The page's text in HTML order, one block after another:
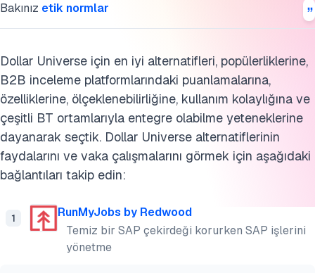
Bakınız etik normlar
Dollar Universe için en iyi alternatifleri, popülerliklerine,
B2B inceleme platformlarındaki puanlamalarına,
özelliklerine, ölçeklenebilirliğine, kullanım kolaylığına ve
çeşitli BT ortamlarıyla entegre olabilme yeteneklerine
dayanarak seçtik. Dollar Universe alternatiflerinin
faydalarını ve vaka çalışmalarını görmek için aşağıdaki
bağlantıları takip edin:
1
RunMyJobs by Redwood
Temiz bir SAP çekirdeği korurken SAP işlerini
yönetme